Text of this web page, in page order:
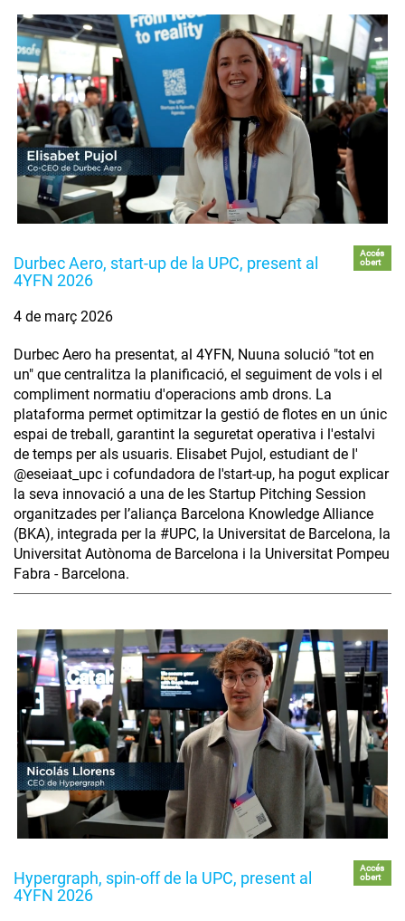
Durbec Aero, start-up de la UPC, present al
4YFN 2026
Accés
obert
4 de març 2026
Durbec Aero ha presentat, al 4YFN, Nuuna solució "tot en
un" que centralitza la planificació, el seguiment de vols i el
compliment normatiu d'operacions amb drons. La
plataforma permet optimitzar la gestió de flotes en un únic
espai de treball, garantint la seguretat operativa i l'estalvi
de temps per als usuaris. Elisabet Pujol, estudiant de l'
@eseiaat_upc i cofundadora de l'start-up, ha pogut explicar
la seva innovació a una de les Startup Pitching Session
organitzades per l’aliança Barcelona Knowledge Alliance
(BKA), integrada per la #UPC, la Universitat de Barcelona, la
Universitat Autònoma de Barcelona i la Universitat Pompeu
Fabra - Barcelona.
Hypergraph, spin-off de la UPC, present al
4YFN 2026
Accés
obert